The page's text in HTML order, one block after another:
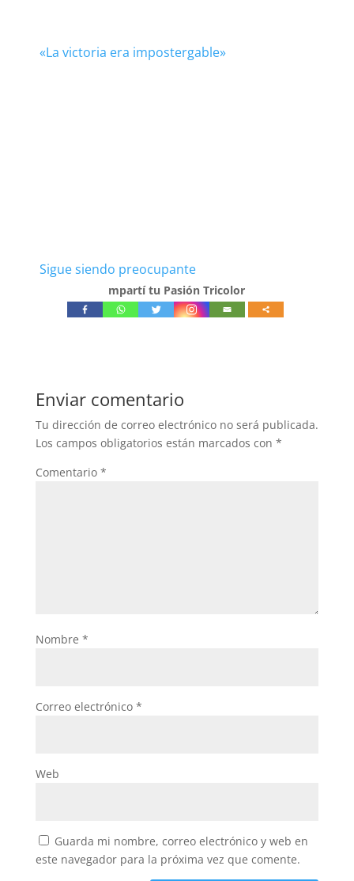
«La victoria era impostergable»
Sigue siendo preocupante
mpartí tu Pasión Tricolor
Enviar comentario
Tu dirección de correo electrónico no será publicada.
Los campos obligatorios están marcados con *
Comentario *
Nombre *
Correo electrónico *
Web
Guarda mi nombre, correo electrónico y web en
este navegador para la próxima vez que comente.